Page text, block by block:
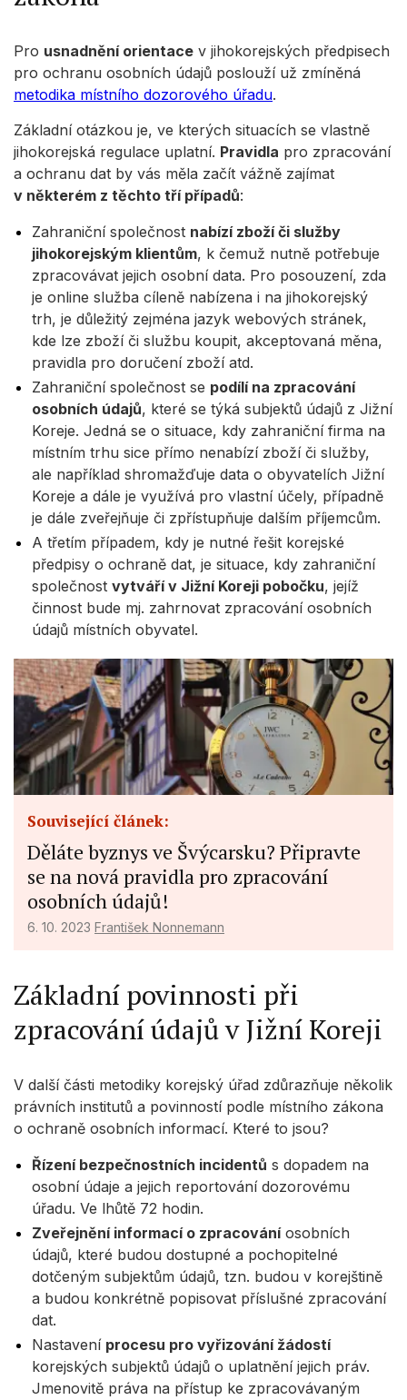
Pro usnadnění orientace v jihokorejských předpisech
pro ochranu osobních údajů poslouží už zmíněná
metodika místního dozorového úřadu.
Základní otázkou je, ve kterých situacích se vlastně
jihokorejská regulace uplatní. Pravidla pro zpracování
a ochranu dat by vás měla začít vážně zajímat
v některém z těchto tří případů:
Zahraniční společnost nabízí zboží či služby
jihokorejským klientům, k čemuž nutně potřebuje
zpracovávat jejich osobní data. Pro posouzení, zda
je online služba cíleně nabízena i na jihokorejský
trh, je důležitý zejména jazyk webových stránek,
kde lze zboží či službu koupit, akceptovaná měna,
pravidla pro doručení zboží atd.
Zahraniční společnost se podílí na zpracování
osobních údajů, které se týká subjektů údajů z Jižní
Koreje. Jedná se o situace, kdy zahraniční firma na
místním trhu sice přímo nenabízí zboží či služby,
ale například shromažďuje data o obyvatelích Jižní
Koreje a dále je využívá pro vlastní účely, případně
je dále zveřejňuje či zpřístupňuje dalším příjemcům.
A třetím případem, kdy je nutné řešit korejské
předpisy o ochraně dat, je situace, kdy zahraniční
společnost vytváří v Jižní Koreji pobočku, jejíž
činnost bude mj. zahrnovat zpracování osobních
údajů místních obyvatel.
Související článek:
Děláte byznys ve Švýcarsku? Připravte
se na nová pravidla pro zpracování
osobních údajů!
6. 10. 2023 František Nonnemann
Základní povinnosti při
zpracování údajů v Jižní Koreji
V další části metodiky korejský úřad zdůrazňuje několik
právních institutů a povinností podle místního zákona
o ochraně osobních informací. Které to jsou?
Řízení bezpečnostních incidentů s dopadem na
osobní údaje a jejich reportování dozorovému
úřadu. Ve lhůtě 72 hodin.
Zveřejnění informací o zpracováníosobních
údajů, které budou dostupné a pochopitelné
dotčeným subjektům údajů, tzn. budou v korejštině
a budou konkrétně popisovat příslušné zpracování
dat.
Nastavení procesu pro vyřizování žádostí
korejských subjektů údajů o uplatnění jejich práv.
Jmenovitě práva na přístup ke zpracovávaným